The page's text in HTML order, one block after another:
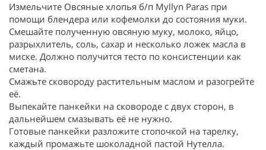
Измельчите Овсяные хлопья б/п Myllyn Paras при
помощи блендера или кофемолки до состояния муки.
Смешайте полученную овсяную муку, молоко, яйцо,
разрыхлитель, соль, сахар и несколько ложек масла в
миске. Должно получится тесто по консистенции как
сметана.
Смажьте сковороду растительным маслом и разогрейте
её.
Выпекайте панкейки на сковороде с двух сторон, в
дальнейшем смазывать её не нужно.
Готовые панкейки разложите стопочкой на тарелку,
каждый промажьте шоколадной пастой Нутелла.